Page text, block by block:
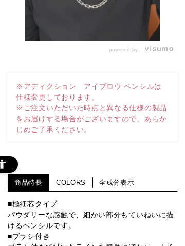
powered by
※アディクション アイブロウ ペンシルは
仕様変更しております。
※ご注文いただいた時点と異なる仕様の製品
をお届けする場合がございますので、あらか
じめご了承ください。
商品特長 COLORS 全成分表示
■極細芯タイプ
パウダリーな感触で、細かい部分もていねいに描
けるペンシルです。
■ブラシ付き